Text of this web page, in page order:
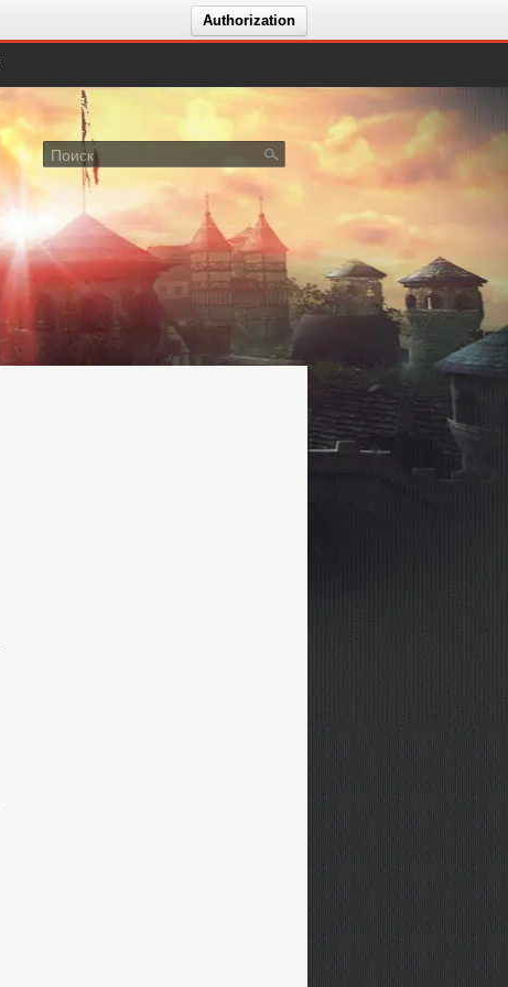
Authorization